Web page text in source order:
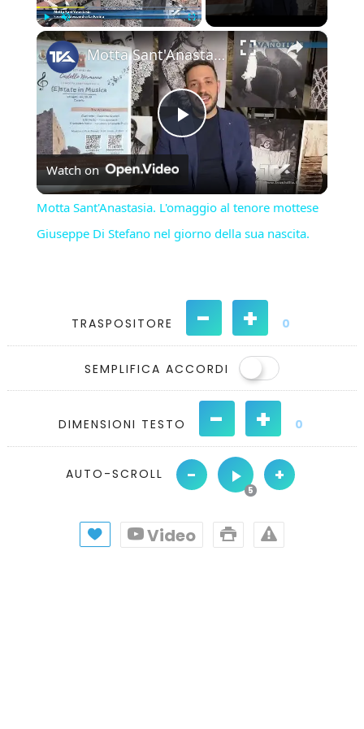
Play Unmute Fullscreen ×
Play
Video
Motta Sant'Anastasia. L'omaggio al tenore mottese Giuseppe Di Stefano nel giorno della sua nascita.
Watch on
Motta Sant'Anastasia. L'omaggio al tenore mottese
Giuseppe Di Stefano nel giorno della sua nascita.
TRASPOSITORE - + 0
SEMPLIFICA ACCORDI
DIMENSIONI TESTO - + 0
AUTO-SCROLL - +
Video